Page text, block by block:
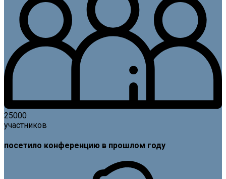
25000
участников
посетило конференцию в прошлом году